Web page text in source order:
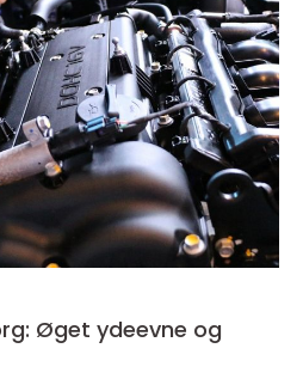
Øget ydeevne og